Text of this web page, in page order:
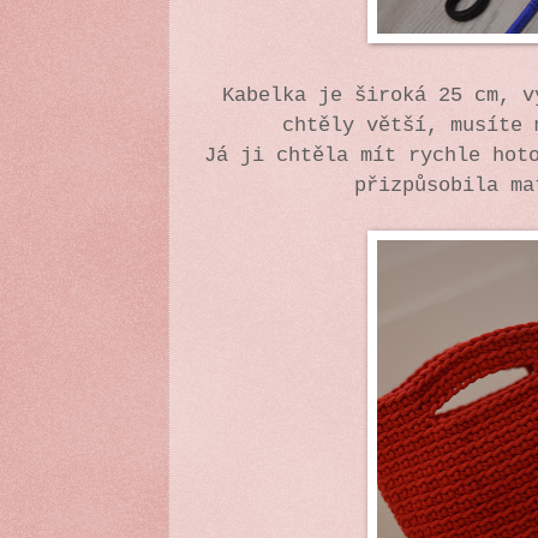
Kabelka je široká 25 cm,
chtěly větší,
Já ji chtěla mít rychle
přizpůsobila